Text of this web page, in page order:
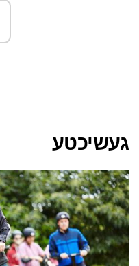
געשיכטע